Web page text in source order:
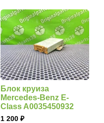
Блок круиза
Mercedes-Benz E-
Class A0035450932
1 200